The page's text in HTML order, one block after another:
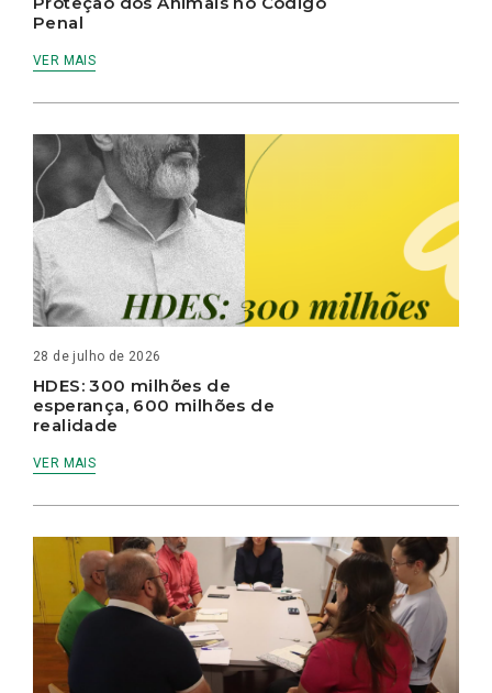
Penal
VER MAIS
28 de julho de 2026
HDES: 300 milhões de
esperança, 600 milhões de
realidade
VER MAIS